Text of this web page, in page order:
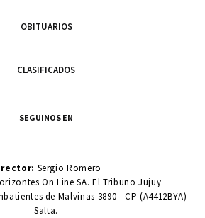
OBITUARIOS
CLASIFICADOS
SEGUINOS EN
Sergio Romero
On Line SA. El Tribuno Jujuy
de Malvinas 3890 - CP (A4412BYA)
Salta.